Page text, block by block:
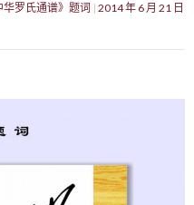
罗氏通谱》题词 2014 年 6 月 21 日